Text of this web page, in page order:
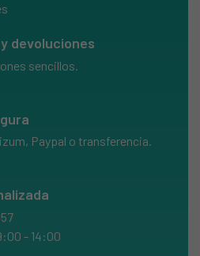
devoluciones
sencillos.
Paypal o transferencia.
- 14:00